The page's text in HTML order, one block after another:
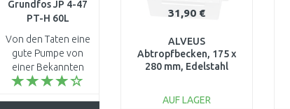
31,90 €
ALVEUS
Abtropfbecken, 175 x
280 mm, Edelstahl
AUF LAGER
Grundfos JP 4-47
PT-H 60L
Hauswasserwerk
99594664
Von den Taten eine
gute Pumpe von
einer Bekannten
Firma ..